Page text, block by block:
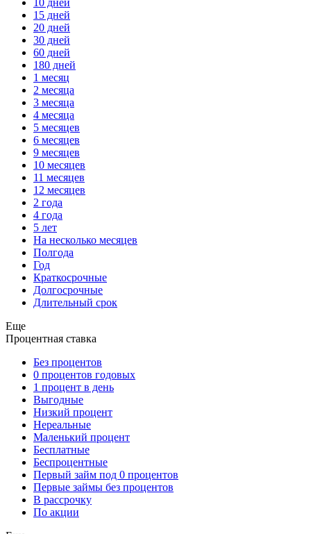
10 дней
15 дней
20 дней
30 дней
60 дней
180 дней
1 месяц
2 месяца
3 месяца
4 месяца
5 месяцев
6 месяцев
9 месяцев
10 месяцев
11 месяцев
12 месяцев
2 года
4 года
5 лет
На несколько месяцев
Полгода
Год
Краткосрочные
Долгосрочные
Длительный срок
Еще
Процентная ставка
Без процентов
0 процентов годовых
1 процент в день
Выгодные
Низкий процент
Нереальные
Маленький процент
Бесплатные
Беспроцентные
Первый займ под 0 процентов
Первые займы без процентов
В рассрочку
По акции